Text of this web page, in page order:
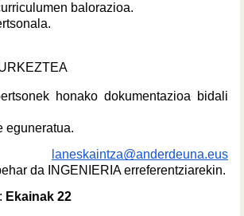
balorazioa.
honako dokumentazioa bidali
eguneratua.
laneskaintza@anderdeuna.eus
da INGENIERIA erreferentziarekin.
Ekainak 22